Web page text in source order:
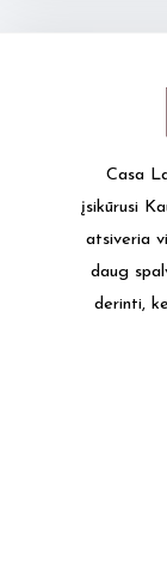
Casa
įsikūrusi
atsiveria
daug
derinti,